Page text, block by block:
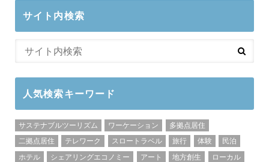
サイト内検索
人気検索キーワード
サステナブルツーリズム ワーケーション
多拠点居住
二拠点居住
テレワーク スロートラベル 旅行 体験
民泊
ホテル
シェアリングエコノミー アート 地方創生
ローカル